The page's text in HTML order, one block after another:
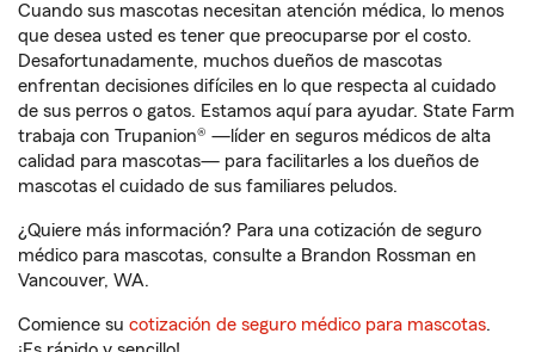
Cuando sus mascotas necesitan atención médica, lo menos
que desea usted es tener que preocuparse por el costo.
Desafortunadamente, muchos dueños de mascotas
enfrentan decisiones difíciles en lo que respecta al cuidado
de sus perros o gatos. Estamos aquí para ayudar. State Farm
trabaja con Trupanion® —líder en seguros médicos de alta
calidad para mascotas— para facilitarles a los dueños de
mascotas el cuidado de sus familiares peludos.
¿Quiere más información? Para una cotización de seguro
médico para mascotas, consulte a Brandon Rossman en
Vancouver, WA.
Comience su cotización de seguro médico para mascotas.